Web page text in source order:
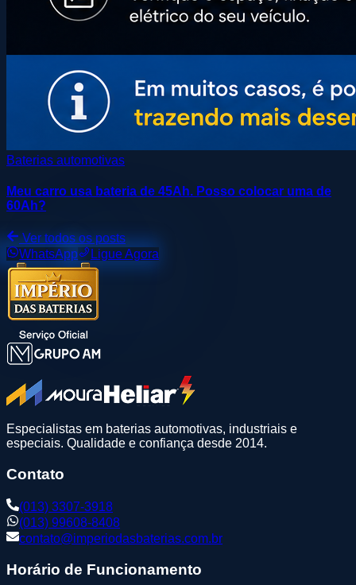
Baterias automotivas
Meu carro usa bateria de 45Ah. Posso colocar uma de
60Ah?
Ver todos os posts
WhatsApp
Ligue Agora
Especialistas em baterias automotivas, industriais e
especiais. Qualidade e confiança desde 2014.
Contato
(013) 3307-3918
(013) 99608-8408
contato@imperiodasbaterias.com.br
Horário de Funcionamento